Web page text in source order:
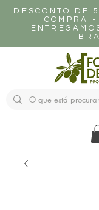
DESCONTO DE
COMPRA